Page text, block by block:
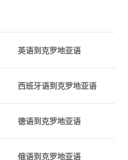
英语到克罗地亚语
西班牙语到克罗地亚语
德语到克罗地亚语
俄语到克罗地亚语